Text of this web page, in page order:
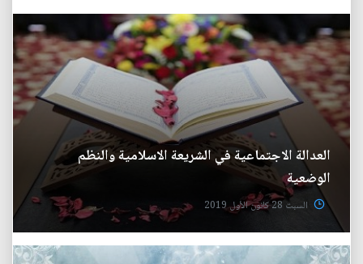
العدالة الاجتماعية في الشريعة الاسلامية والنظم
الوضعية
السبت 28 كانون الأول 2019